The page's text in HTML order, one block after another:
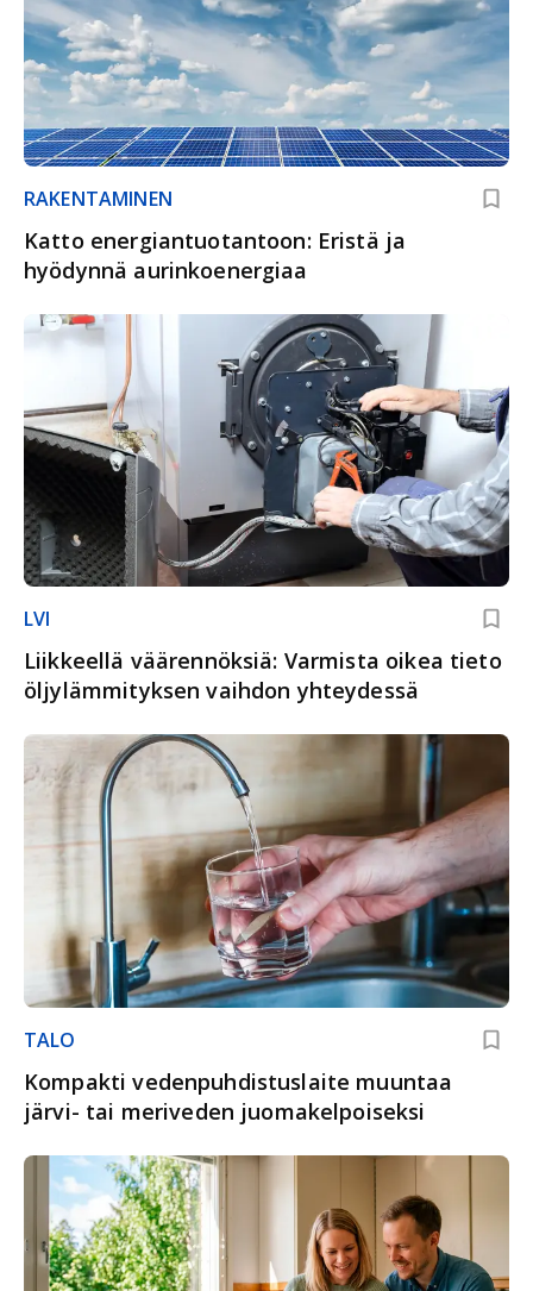
RAKENTAMINEN
Katto energiantuotantoon: Eristä ja
hyödynnä aurinkoenergiaa
LVI
Liikkeellä väärennöksiä: Varmista oikea tieto
öljylämmityksen vaihdon yhteydessä
TALO
Kompakti vedenpuhdistuslaite muuntaa
järvi- tai meriveden juomakelpoiseksi